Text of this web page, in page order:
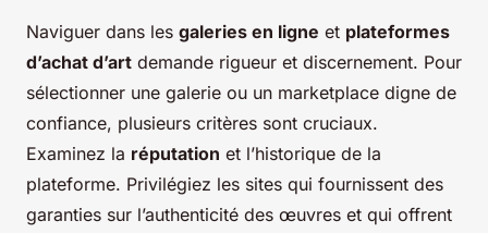
Naviguer dans les galeries en ligne et plateformes
d’achat d’art demande rigueur et discernement. Pour
sélectionner une galerie ou un marketplace digne de
confiance, plusieurs critères sont cruciaux.
Examinez la réputation et l’historique de la
plateforme. Privilégiez les sites qui fournissent des
garanties sur l’authenticité des œuvres et qui offrent